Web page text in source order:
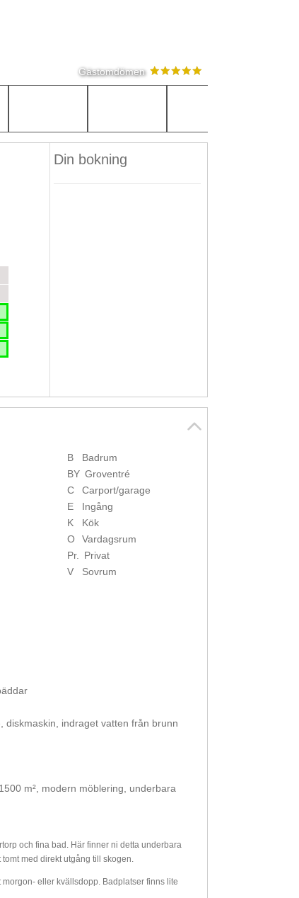
Gästomdömen
Din bokning
B
Badrum
BY Groventré
C
Carport/garage
E
Ingång
K
Kök
O
Vardagsrum
Pr.
Privat
V
Sovrum
diskmaskin, indraget vatten från brunn
m², modern möblering, underbara
och fina bad. Här finner ni detta underbara
med direkt utgång till skogen.
eller kvällsdopp. Badplatser finns lite